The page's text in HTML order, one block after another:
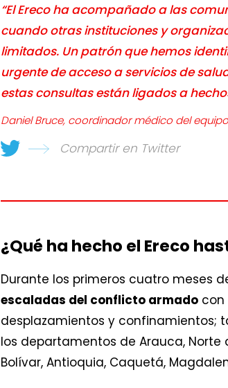
“El Ereco ha acompañado a las
cuando otras instituciones y
limitados. Un patrón que hemos
urgente de acceso a servicios de
estas consultas están ligados a
Daniel Bruce, coordinador médico del
Compartir en Twitter
¿Qué ha hecho el Ereco
Durante los primeros cuatro meses
escaladas del conflicto armado con
desplazamientos y confinamientos;
los departamentos de Arauca, Norte
Bolívar, Antioquia, Caquetá,